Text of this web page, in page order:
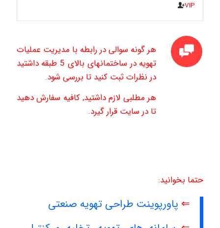
VIP
هر گونه سوالی در رابطه با مدیریت عملیات
تهویه در ساختمانهای بالای 5 طبقه داشتید
در نظرات ثبت کنید تا بررسی شود.
هر مطلبی لازم داشتید, کافیه سفارش دهید
تا در سایت قرار گیرد.
حتما بخوانید:
⇐ پاورپوینت طراحی تهویه صنعتی